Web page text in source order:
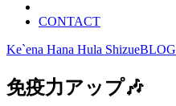
CONTACT
Ke`ena Hana Hula ShizueBLOG
免疫力アップ🎶